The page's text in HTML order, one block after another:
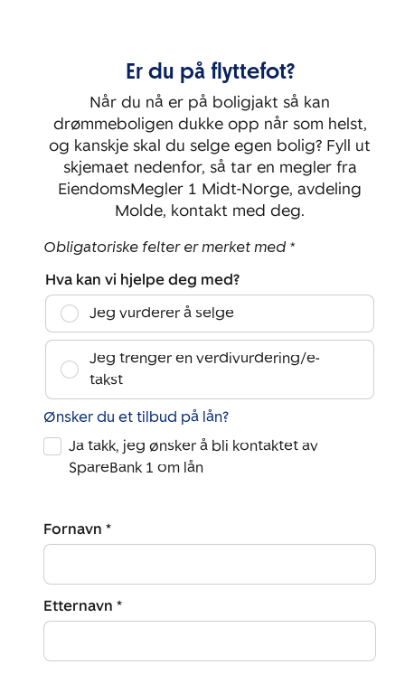
5
Soverom:
3
Er du på flyttefot?
Når du nå er på boligjakt så kan
drømmeboligen dukke opp når som helst,
og kanskje skal du selge egen bolig? Fyll ut
skjemaet nedenfor, så tar en megler fra
EiendomsMegler 1 Midt-Norge, avdeling
Molde, kontakt med deg.
Obligatoriske felter er merket med *
Hva kan vi hjelpe deg med?
Jeg vurderer å selge
Jeg trenger en verdivurdering/e-
takst
Ønsker du et tilbud på lån?
Ja takk, jeg ønsker å bli kontaktet av
SpareBank 1 om lån
Fornavn *
Etternavn *